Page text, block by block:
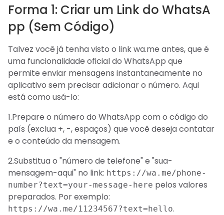
Forma 1: Criar um Link do WhatsA
pp (Sem Código)
Talvez você já tenha visto o link wa.me antes, que é
uma funcionalidade oficial do WhatsApp que
permite enviar mensagens instantaneamente no
aplicativo sem precisar adicionar o número. Aqui
está como usá-lo:
1.Prepare o número do WhatsApp com o código do
país (exclua +, -, espaços) que você deseja contatar
e o conteúdo da mensagem.
2.Substitua o "número de telefone" e "sua-
mensagem-aqui" no link: https://wa.me/phone-
number?text=your-message-here pelos valores
preparados. Por exemplo:
https://wa.me/11234567?text=hello.